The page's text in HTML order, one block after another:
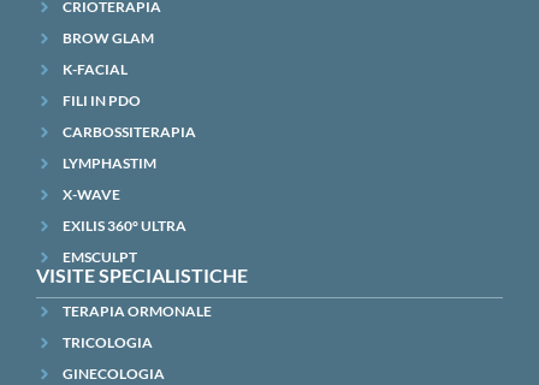
CRIOTERAPIA
BROW GLAM
K-FACIAL
FILI IN PDO
CARBOSSITERAPIA
LYMPHASTIM
X-WAVE
EXILIS 360° ULTRA
EMSCULPT
VISITE SPECIALISTICHE
TERAPIA ORMONALE
TRICOLOGIA
GINECOLOGIA